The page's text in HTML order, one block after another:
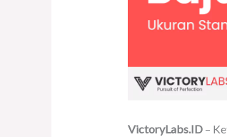
VictoryLabs.ID–